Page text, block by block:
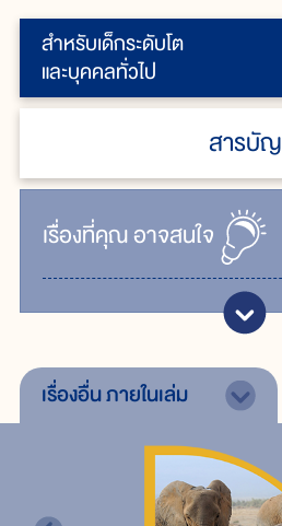
สำหรับเด็กระดับโต
และบุคคลทั่วไป
สารบัญ
เรื่ิองที่คุณอาจสนใจ
เรื่องอื่นภายในเล่ม